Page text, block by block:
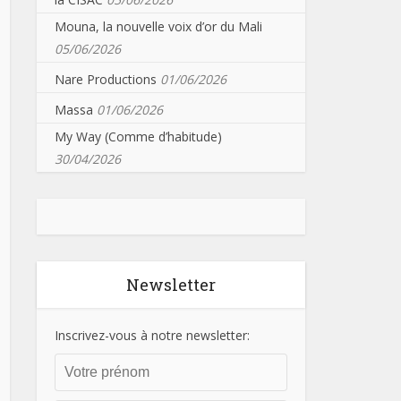
Mouna, la nouvelle voix d’or du Mali
05/06/2026
Nare Productions 01/06/2026
Massa 01/06/2026
My Way (Comme d’habitude)
30/04/2026
Newsletter
Inscrivez-vous à notre newsletter: